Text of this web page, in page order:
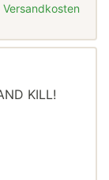
Versandkosten